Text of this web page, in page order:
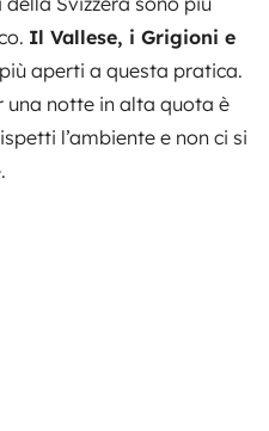
Il Vallese, i Grigioni e
aperti a questa pratica.
una notte in alta quota è
l’ambiente e non ci si